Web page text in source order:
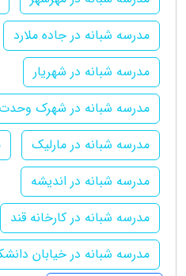
مدرسه شبانه در جاده ملارد
مدرسه شبانه در شهریار
مدرسه شبانه در شهرک وحدت
مدرسه شبانه در مارلیک
مدرسه شبانه در اندیشه
مدرسه شبانه در کارخانه قند
مدرسه شبانه در خیابان